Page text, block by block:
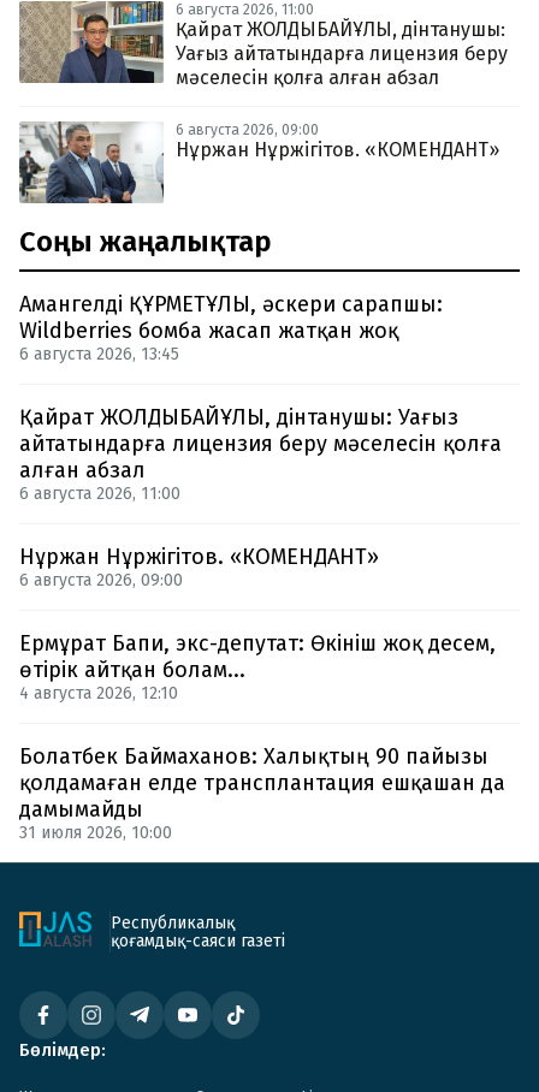
6 августа 2026, 11:00
Қайрат ЖОЛДЫБАЙҰЛЫ, дінтанушы:
Уағыз айтатындарға лицензия беру
мәселесін қолға алған абзал
6 августа 2026, 09:00
Нұржан Нұржігітов. «КОМЕНДАНТ»
Соңғы жаңалықтар
Амангелді ҚҰРМЕТҰЛЫ, әскери сарапшы:
Wildberries бомба жасап жатқан жоқ
6 августа 2026, 13:45
Қайрат ЖОЛДЫБАЙҰЛЫ, дінтанушы: Уағыз
айтатындарға лицензия беру мәселесін қолға
алған абзал
6 августа 2026, 11:00
Нұржан Нұржігітов. «КОМЕНДАНТ»
6 августа 2026, 09:00
Ермұрат Бапи, экс-депутат: Өкініш жоқ десем,
өтірік айтқан болам...
4 августа 2026, 12:10
Болатбек Баймаханов: Халықтың 90 пайызы
қолдамаған елде трансплантация ешқашан да
дамымайды
31 июля 2026, 10:00
Республикалық
қоғамдық-саяси газеті
Бөлімдер: